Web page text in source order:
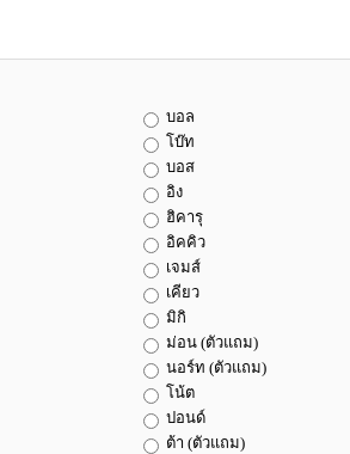
บอล
โบ๊ท
บอส
อิง
ฮิคารุ
อิคคิว
เจมส์
เคียว
มิกิ
ม่อน (ตัวแถม)
นอร์ท (ตัวแถม)
โน้ต
ปอนด์
ต้า (ตัวแถม)